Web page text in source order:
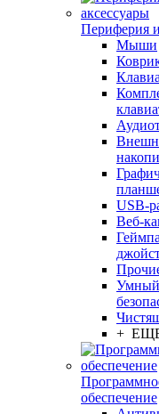
Периферия
Мыши
USB-
Веб-
+
обеспечение